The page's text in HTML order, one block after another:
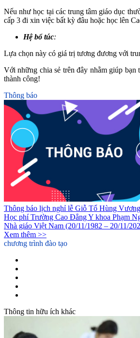
Nếu như học tại các trung tâm giáo dục
cấp 3 đi xin việc bất kỳ đâu hoặc học lên
Hệ bổ túc:
Lựa chọn này có giá trị tương đương với
Với những chia sẻ trên đây nhằm giúp bạn
thành công!
Thông báo
Thông báo lịch nghỉ lễ Giỗ Tổ Hùng
Học phí Trường Cao Đẳng Y khoa Phạm
Nhà giáo Việt Nam (20/11/1982 – 20/11/
Xem thêm >>
chương trình đào tạo
Thông tin hữu ích khác